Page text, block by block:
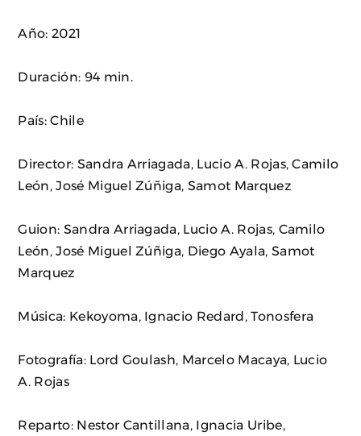
Año: 2021
Duración: 94 min.
País: Chile
Director: Sandra Arriagada, Lucio A. Rojas, Camilo
León, José Miguel Zúñiga, Samot Marquez
Guion: Sandra Arriagada, Lucio A. Rojas, Camilo
León, José Miguel Zúñiga, Diego Ayala, Samot
Marquez
Música: Kekoyoma, Ignacio Redard, Tonosfera
Fotografía: Lord Goulash, Marcelo Macaya, Lucio
A. Rojas
Reparto: Nestor Cantillana, Ignacia Uribe,